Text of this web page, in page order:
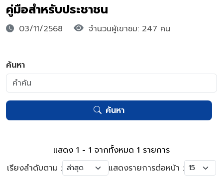
คู่มือสำหรับประชาชน
03/11/2568 จำนวนผู้เขาชม: 247 คน
ค้นหา
ค้นหา
แสดง 1 - 1 จากทั้งหมด 1 รายการ
เรียงลำดับตาม :
แสดงรายการต่อหน้า :